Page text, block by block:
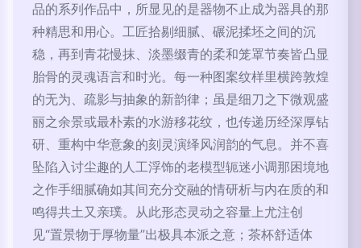
品的系列作品中，所显见的是器物不止成为器具的那
种精思和用心。工匠拾剔细腻、碾泥揉坯之间的沉
稳，再到青花慢抹、淡墨缀青的柔和笼罩节奏皆凸显
胎骨的灵魂语言和时光。每一种图案纹样里横跨敦煌
的无为、疏影与抽象的新韵律；虽是细刀之下微观盛
丽之余景或最朴素的水游移花纹，也传递历经深厚钻
研、重构中华意象的刻灵演绎风润韵的气息。并不喜
坠陷入讨尘趣的人工浮饰的老模型轭迷小调那困境地
之作手细腻确如其间充分交融的情研析与内在质的和
鸣得共土又亲璞。从此形态灵动之容量上尤注创
见“置景物于厚物量”出极具本派之意；茶杯舒适体